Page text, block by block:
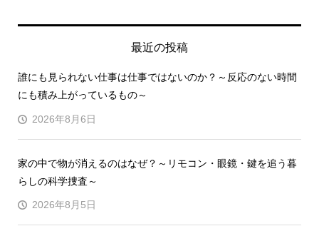
最近の投稿
誰にも見られない仕事は仕事ではないのか？～反応のない時間
にも積み上がっているもの～
2026年8月6日
家の中で物が消えるのはなぜ？～リモコン・眼鏡・鍵を追う暮
らしの科学捜査～
2026年8月5日